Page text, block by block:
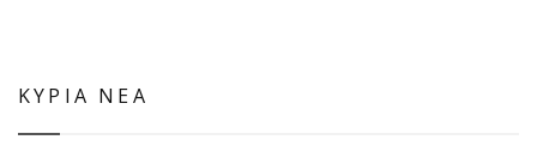
ΚΥΡΙΑ ΝΕΑ